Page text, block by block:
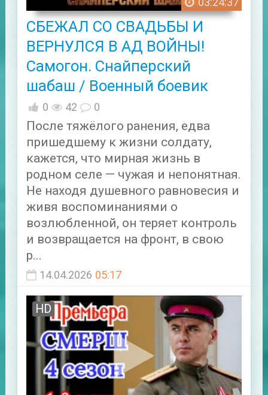
СБЕЖАЛ СО СВАДЬБЫ И
ВЕРНУЛСЯ В АД ВОЙНЫ!
Самогон. Снайперский
шабаш / Военный боевик
0 42 0
После тяжёлого ранения, едва
пришедшему к жизни солдату,
кажется, что мирная жизнь в
родном селе — чужая и непонятная.
Не находя душевного равновесия и
живя воспоминаниями о
возлюбленной, он теряет контроль
и возвращается на фронт, в свою
р...
14.04.2026 05:17
HD